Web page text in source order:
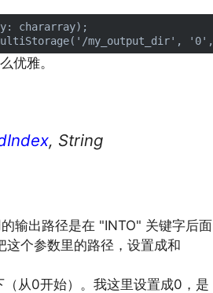
chararray);
优雅。
, String
输出路径是在 "INTO" 关键字后面
这个参数里的路径，设置成和
从0开始）。我这里设置成0，是